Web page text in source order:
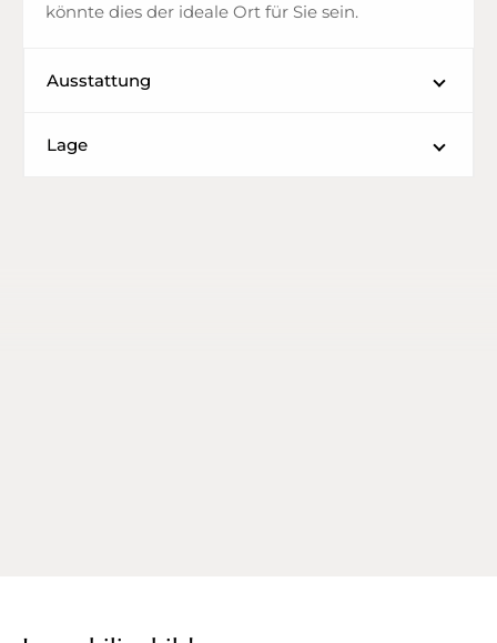
könnte dies der ideale Ort für Sie sein.
Ausstattung
Lage